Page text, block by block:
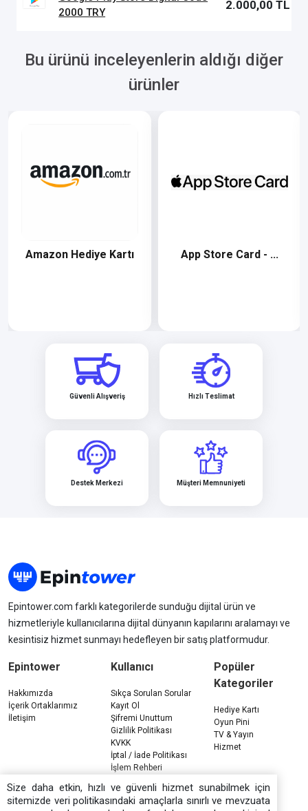
2000 TRY
2.000,00 TL
Bu ürünü inceleyenlerin aldığı diğer
ürünler
App Store Card - ... Biletix
Güvenli Alışveriş Hızlı Teslimat
Destek Merkezi Müşteri Memnuniyeti
Size daha etkin, hızlı ve güvenli hizmet sunabilmek için
sitemizde veri politikasındaki amaçlarla sınırlı ve mevzuata
Epintower.com farklı kategorilerde sunduğu dijital ürün ve
hizmetleriyle kullanıcılarına dijital dünyanın kapılarını aralamayı ve
kesintisiz hizmet sunmayı hedefleyen bir satış platformudur.
Epintower
Hakkımızda
İçerik Ortaklarımız
İletişim
Kullanıcı
Sıkça Sorulan Sorular
Kayıt Ol
Şifremi Unuttum
Gizlilik Politikası
KVKK
İptal / İade Politikası
İşlem Rehberi
Popüler
Kategoriler
Hediye Kartı
Oyun Pini
TV & Yayın
Hizmet